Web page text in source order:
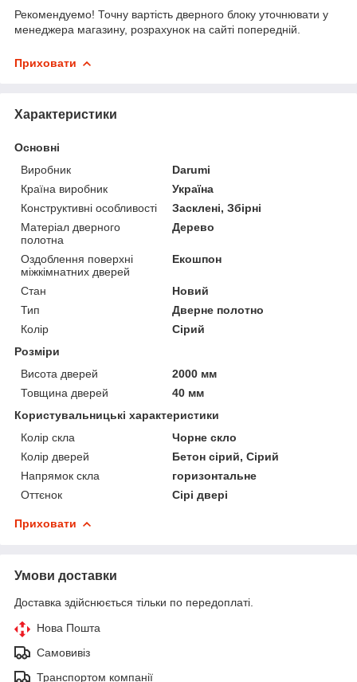
Рекомендуемо! Точну вартість дверного блоку уточнювати у
менеджера магазину, розрахунок на сайті попередній.
Приховати
Характеристики
Основні
Виробник
Darumi
Країна виробник
Україна
Конструктивні особливості
Засклені, Збірні
Матеріал дверного
полотна
Дерево
Оздоблення поверхні
міжкімнатних дверей
Екошпон
Стан
Новий
Тип
Дверне полотно
Колір
Сірий
Розміри
Висота дверей
2000 мм
Товщина дверей
40 мм
Користувальницькі характеристики
Колір скла
Чорне скло
Колір дверей
Бетон сірий, Сірий
Напрямок скла
горизонтальне
Оттєнок
Сірі двері
Приховати
Умови доставки
Доставка здійснюється тільки по передоплаті.
Нова Пошта
Самовивіз
Транспортом компанії